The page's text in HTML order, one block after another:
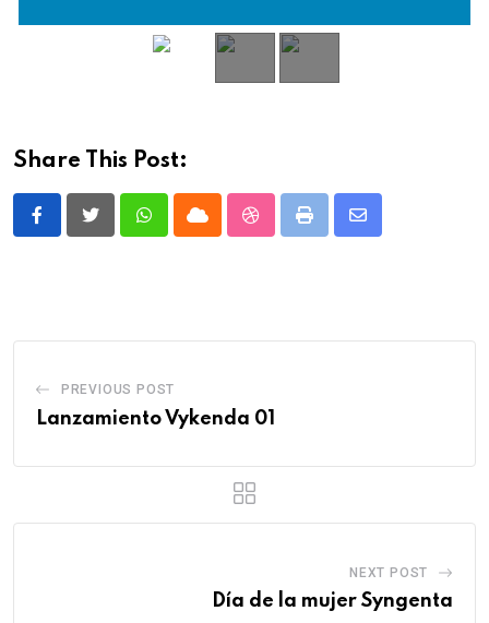
Share This Post:
WhatsappCloud StumbleUpon
Print
Share
PREVIOUS POST
Lanzamiento Vykenda 01
NEXT POST
Día de la mujer Syngenta